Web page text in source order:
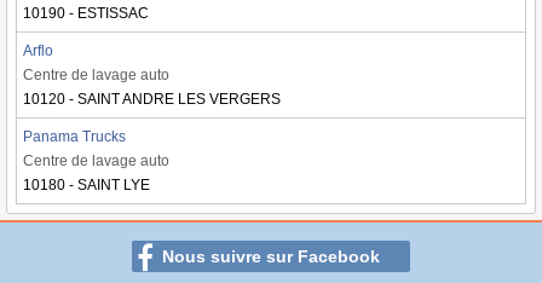
10190 - ESTISSAC
Arflo
Centre de lavage auto
10120 - SAINT ANDRE LES VERGERS
Panama Trucks
Centre de lavage auto
10180 - SAINT LYE
Nous suivre sur Facebook